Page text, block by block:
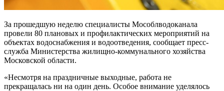
За прошедшую неделю специалисты Мособлводоканала
провели 80 плановых и профилактических мероприятий на
объектах водоснабжения и водоотведения, сообщает пресс-
служба Министерства жилищно-коммунального хозяйства
Московской области.
«Несмотря на праздничные выходные, работа не
прекращалась ни на один день. Особое внимание уделялось